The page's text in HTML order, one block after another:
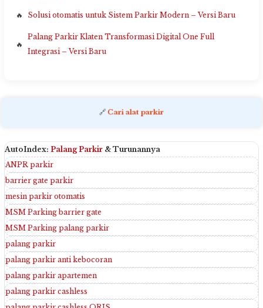
Solusi otomatis untuk Sistem Parkir Modern – Versi Baru
Palang Parkir Klaten Transformasi Digital One Full
Integrasi – Versi Baru
🔗Cari alat parkir
AutoIndex: Palang Parkir & Turunannya
ANPR parkir
barrier gate parkir
mesin parkir otomatis
MSM Parking barrier gate
MSM Parking palang parkir
palang parkir
palang parkir anti kebocoran
palang parkir apartemen
palang parkir cashless